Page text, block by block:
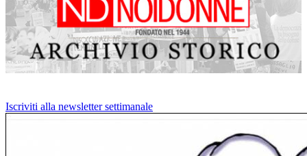
Iscriviti alla newsletter settimanale